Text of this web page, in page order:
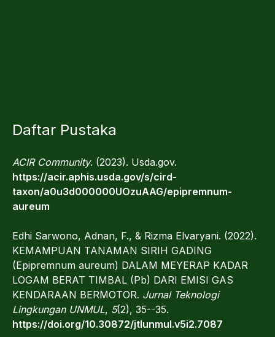
Daftar Pustaka
ACIR Community. (2023). Usda.gov.
https://acir.aphis.usda.gov/s/cird-
taxon/a0u3d000000UOzuAAG/epipremnum-
aureum
Edhi Sarwono, Adnan, F., & Rizma Elvaryani. (2022).
KEMAMPUAN TANAMAN SIRIH GADING
(Epipremnum aureum) DALAM MEYERAP KADAR
LOGAM BERAT TIMBAL (Pb) DARI EMISI GAS
KENDARAAN BERMOTOR. Jurnal Teknologi
Lingkungan UNMUL, 5(2), 35--35.
https://doi.org/10.30872/jtlunmul.v5i2.7087